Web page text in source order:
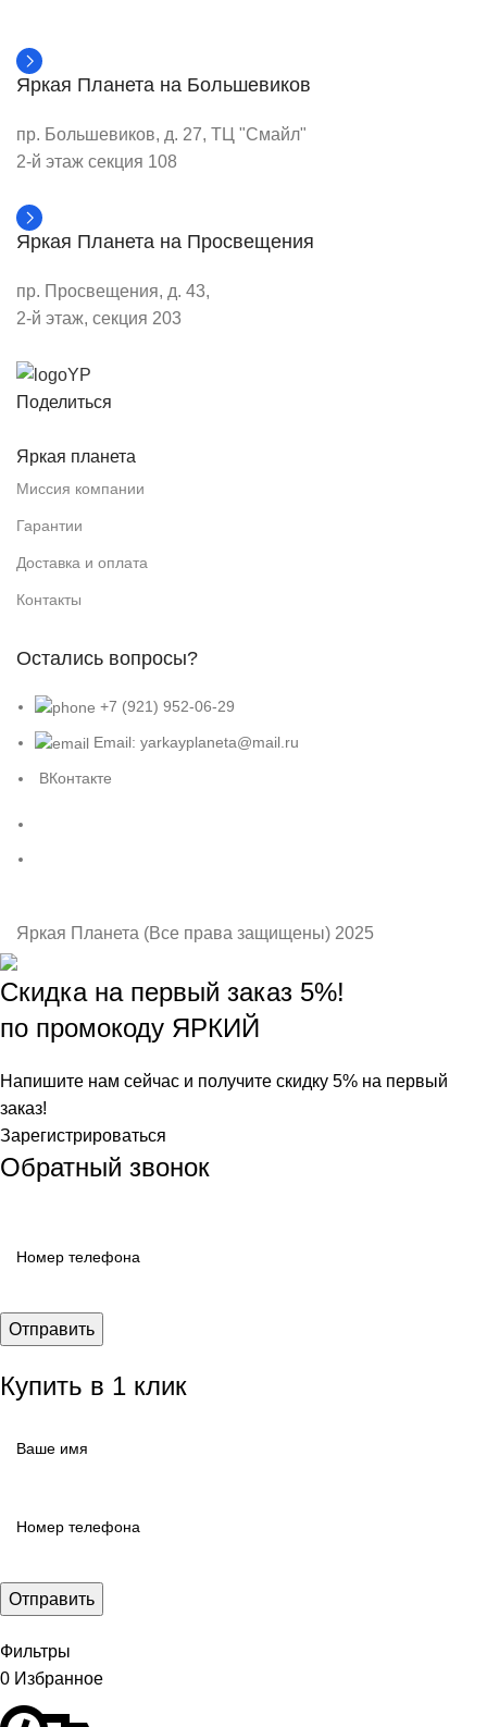
Яркая Планета на Большевиков
пр. Большевиков, д. 27, ТЦ "Смайл"
2-й этаж секция 108
Яркая Планета на Просвещения
пр. Просвещения, д. 43,
2-й этаж, секция 203
Поделиться
Яркая планета
Миссия компании
Гарантии
Доставка и оплата
Контакты
Остались вопросы?
+7 (921) 952-06-29
Email: yarkayplaneta@mail.ru
ВКонтакте
Яркая Планета (Все права защищены) 2025
Скидка на первый заказ 5%!
по промокоду ЯРКИЙ
Напишите нам сейчас и получите скидку 5% на первый
заказ!
Зарегистрироваться
Обратный звонок
Купить в 1 клик
Фильтры
0 Избранное